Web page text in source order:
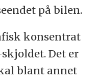
på bilen.
konsentrat
Det er
blant annet